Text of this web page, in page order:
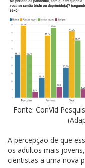
Fonte: ConVid
A percepção de que
os adultos mais
cientistas a uma nova